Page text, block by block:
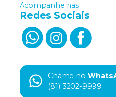
Acompanhe nas
Redes Sociais
Chame no
(81) 3202-9999